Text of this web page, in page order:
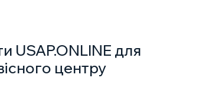
USAP.ONLINE для
центру